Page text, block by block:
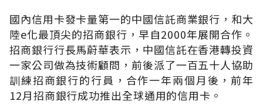
國內信用卡發卡量第一的中國信託商業銀行，和大
陸e化最頂尖的招商銀行，早自2000年展開合作。
招商銀行行長馬蔚華表示，中國信託在香港轉投資
一家公司做為技術顧問，前後派了一百五十人協助
訓練招商銀行的行員，合作一年兩個月後，前年
12月招商銀行成功推出全球通用的信用卡。